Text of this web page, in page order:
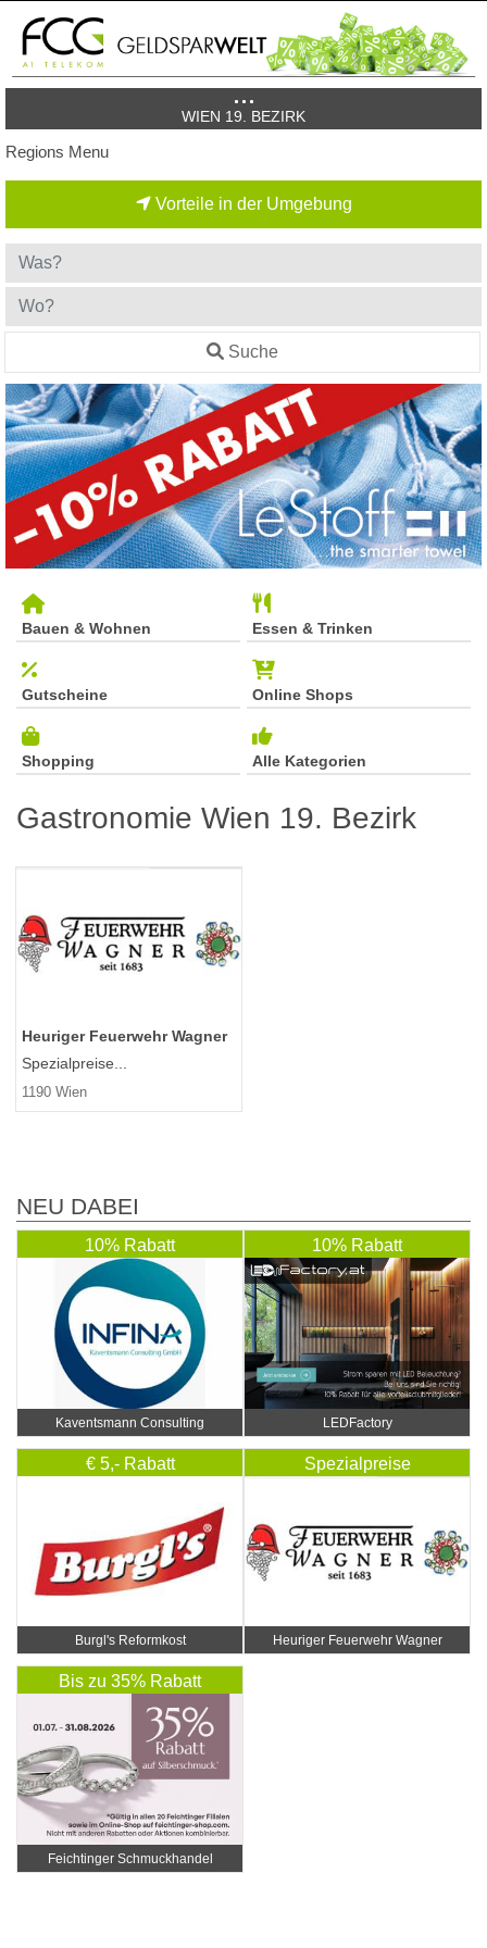
WIEN 19. BEZIRK
Regions Menu
Vorteile in der Umgebung
Suche
Bauen & Wohnen Essen & Trinken
Gutscheine Online Shops
Shopping Alle Kategorien
Gastronomie Wien 19. Bezirk
Heuriger Feuerwehr Wagner
Spezialpreise...
1190 Wien
NEU DABEI
10% Rabatt
Kaventsmann Consulting
10% Rabatt
LEDFactory
€ 5,- Rabatt
Burgl's Reformkost
Spezialpreise
Heuriger Feuerwehr Wagner
Bis zu 35% Rabatt
Feichtinger Schmuckhandel
Zentrale